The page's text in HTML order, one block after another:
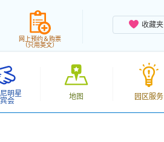
收藏夹
网上预约＆购票
（只用英文）
明星
会
地图 园区服务